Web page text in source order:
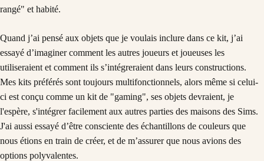
rangé" et habité.
Quand j’ai pensé aux objets que je voulais inclure dans ce kit, j’ai
essayé d’imaginer comment les autres joueurs et joueuses les
utiliseraient et comment ils s’intégreraient dans leurs constructions.
Mes kits préférés sont toujours multifonctionnels, alors même si celui-
ci est conçu comme un kit de "gaming", ses objets devraient, je
l'espère, s'intégrer facilement aux autres parties des maisons des Sims.
J'ai aussi essayé d’être consciente des échantillons de couleurs que
nous étions en train de créer, et de m’assurer que nous avions des
options polyvalentes.